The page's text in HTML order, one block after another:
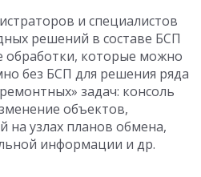
и специалистов
решений в составе БСП
обработки, которые можно
без БСП для решения ряда
задач: консоль
объектов,
на узлах планов обмена,
информации и др.